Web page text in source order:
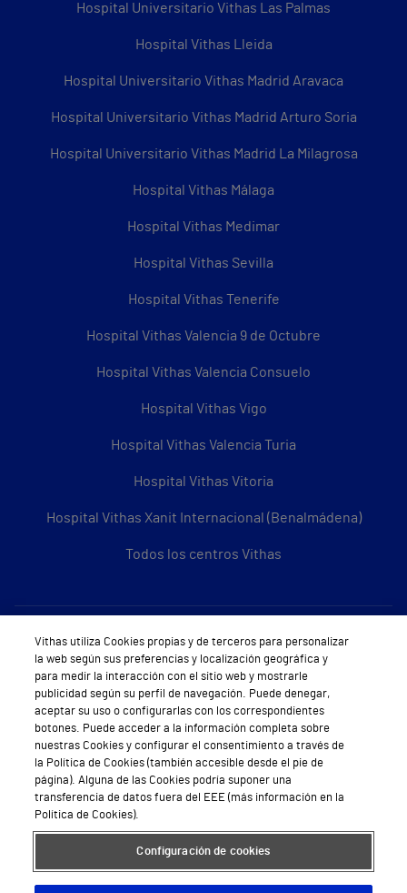
Hospital Universitario Vithas Las Palmas
Hospital Vithas Lleida
Hospital Universitario Vithas Madrid Aravaca
Hospital Universitario Vithas Madrid Arturo Soria
Hospital Universitario Vithas Madrid La Milagrosa
Hospital Vithas Málaga
Hospital Vithas Medimar
Hospital Vithas Sevilla
Hospital Vithas Tenerife
Hospital Vithas Valencia 9 de Octubre
Hospital Vithas Valencia Consuelo
Hospital Vithas Vigo
Hospital Vithas Valencia Turia
Hospital Vithas Vitoria
Hospital Vithas Xanit Internacional (Benalmádena)
Todos los centros Vithas
Sobre Vithas
Quiénes somos
Trabajar en Vithas
Teléfono Cita Médica
Teléfono Atención al Cliente
Política de seguridad y salud en el trabajo
Conoce a Supervita
Vithas utiliza Cookies propias y de terceros para personalizar
la web según sus preferencias y localización geográfica y
para medir la interacción con el sitio web y mostrarle
publicidad según su perfil de navegación. Puede denegar,
aceptar su uso o configurarlas con los correspondientes
botones. Puede acceder a la información completa sobre
nuestras Cookies y configurar el consentimiento a través de
la Política de Cookies (también accesible desde el pie de
página). Alguna de las Cookies podría suponer una
transferencia de datos fuera del EEE (más información en la
Política de Cookies).
Configuración de cookies